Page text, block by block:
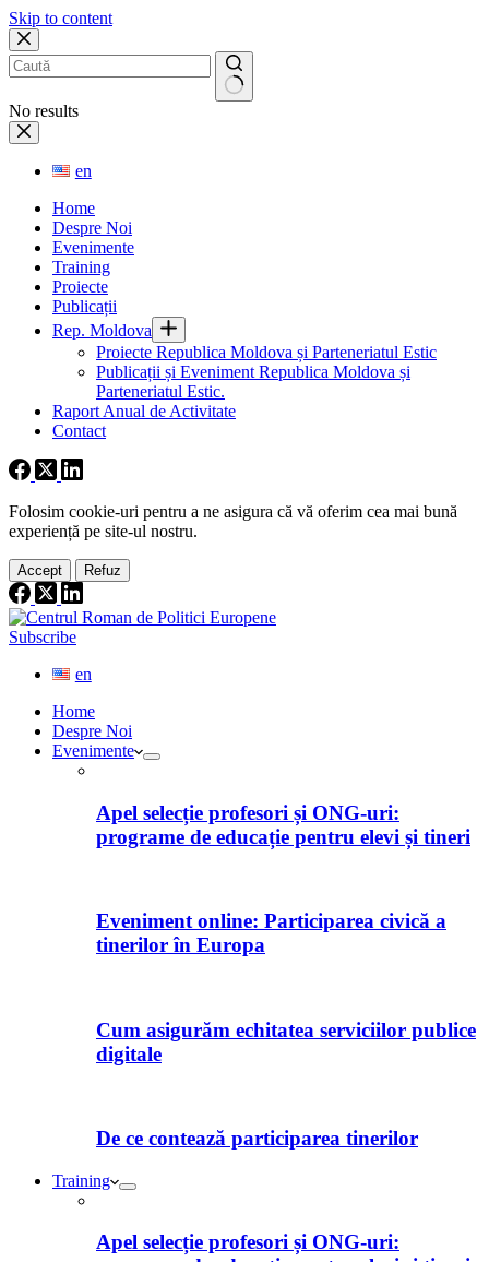
Skip to content
No results
en
Home
Despre Noi
Evenimente
Training
Proiecte
Publicații
Rep. Moldova
Proiecte Republica Moldova și Parteneriatul Estic
Publicații și Eveniment Republica Moldova și
Parteneriatul Estic.
Raport Anual de Activitate
Contact
Folosim cookie-uri pentru a ne asigura că vă oferim cea mai bună
experiență pe site-ul nostru.
Accept Refuz
Subscribe
en
Home
Despre Noi
Evenimente
Apel selecție profesori și ONG-uri:
programe de educație pentru elevi și tineri
Eveniment online: Participarea civică a
tinerilor în Europa
Cum asigurăm echitatea serviciilor publice
digitale
De ce contează participarea tinerilor
Training
Apel selecție profesori și ONG-uri: